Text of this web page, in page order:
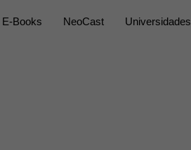
E-Books NeoCast Universidades